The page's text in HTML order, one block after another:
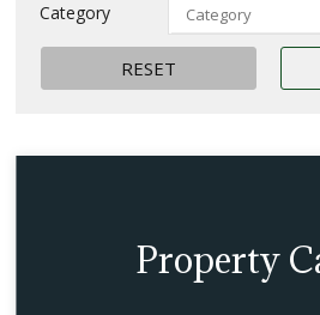
Category
Property